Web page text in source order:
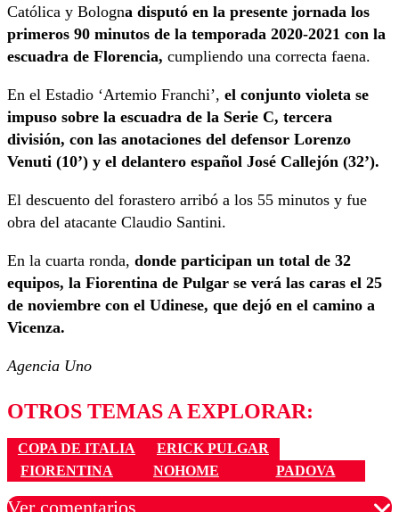
Católica y Bologna disputó en la presente jornada los
primeros 90 minutos de la temporada 2020-2021 con la
escuadra de Florencia, cumpliendo una correcta faena.
En el Estadio ‘Artemio Franchi’, el conjunto violeta se
impuso sobre la escuadra de la Serie C, tercera
división, con las anotaciones del defensor Lorenzo
Venuti (10’) y el delantero español José Callejón (32’).
El descuento del forastero arribó a los 55 minutos y fue
obra del atacante Claudio Santini.
En la cuarta ronda, donde participan un total de 32
equipos, la Fiorentina de Pulgar se verá las caras el 25
de noviembre con el Udinese, que dejó en el camino a
Vicenza.
Agencia Uno
OTROS TEMAS A EXPLORAR:
COPA DE ITALIA
ERICK PULGAR
FIORENTINA
NOHOME PADOVA
Ver comentarios